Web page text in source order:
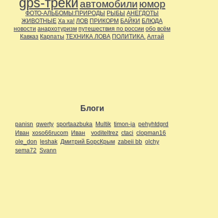
gps-треки автомобили юмор
ФОТО-АЛЬБОМЫ:ПРИРОДЫ РЫБЫ АНЕГДОТЫ
ЖИВОТНЫЕ Ха ха! ЛОВ ПРИКОРМ БАЙКИ БЛЮДА
новости анархотуризм путешествия по россии обо всём
Кавказ Карпаты ТЕХНИКА ЛОВА ПОЛИТИКА. Алтай
Блоги
panisn qwerty sportaazbuka Multik timon-ja pehyhtdgrd
Иван xoso66rucom Иван voditeltrez ctaci clopman16
ole_don leshak Дмитрий БорсКрым zabeii bb olchy
sema72 Svann